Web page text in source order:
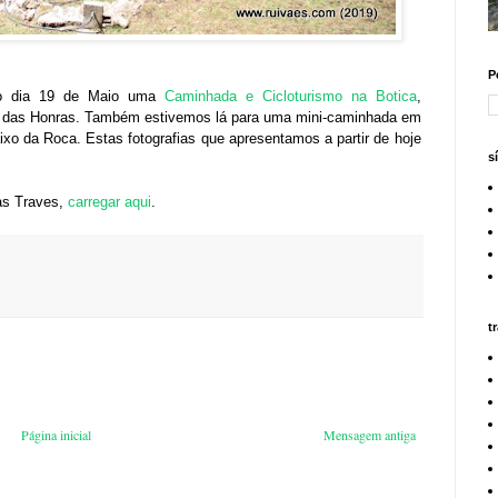
dia 19 de Maio uma Caminhada e Cicloturismo na Botica,
Honras. Também estivemos lá para uma mini-caminhada em
da Roca. Estas fotografias que apresentamos a partir de hoje
Traves, carregar aqui
Mensagem antiga
Página inicial